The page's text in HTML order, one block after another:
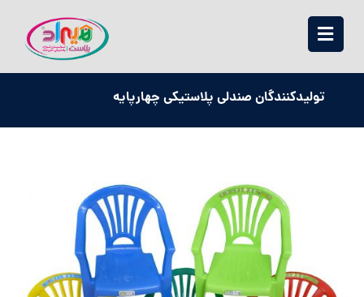
تولیدکنندگان صندلی پلاستیکی چهارپایه